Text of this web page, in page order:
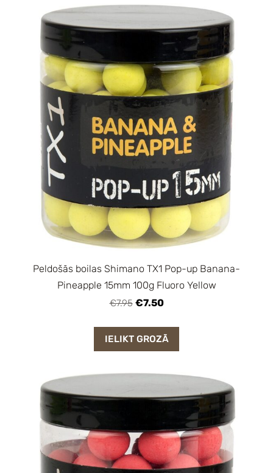
Peldošās boilas Shimano TX1 Pop-up Banana-
Pineapple 15mm 100g Fluoro Yellow
€7.95 €7.50
IELIKT GROZĀ